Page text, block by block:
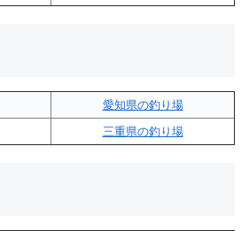
愛知県の釣り場
三重県の釣り場